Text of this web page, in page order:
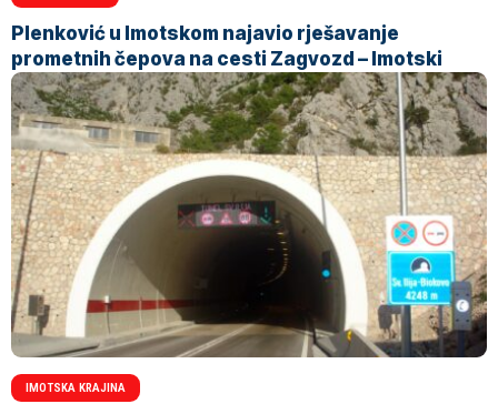
Plenković u Imotskom najavio rješavanje
prometnih čepova na cesti Zagvozd – Imotski
IMOTSKA KRAJINA